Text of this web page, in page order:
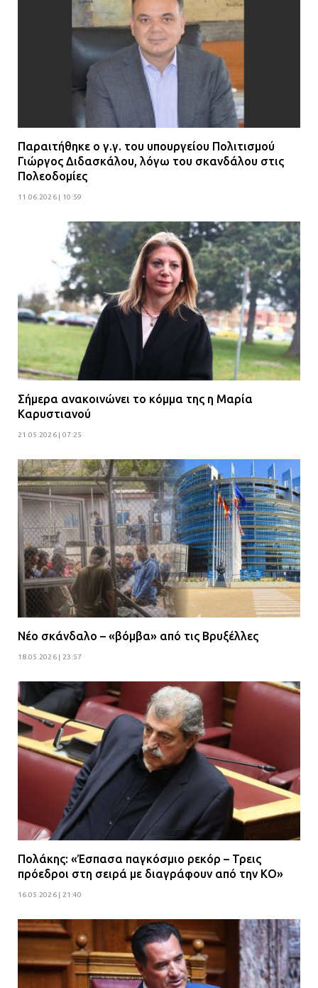
Παραιτήθηκε ο γ.γ. του υπουργείου Πολιτισμού
Γιώργος Διδασκάλου, λόγω του σκανδάλου στις
Πολεοδομίες
11.06.2026 | 10:59
Σήμερα ανακοινώνει το κόμμα της η Μαρία
Καρυστιανού
21.05.2026 | 07:25
Νέο σκάνδαλο – «βόμβα» από τις Βρυξέλλες
18.05.2026 | 23:57
Πολάκης: «Έσπασα παγκόσμιο ρεκόρ – Τρεις
πρόεδροι στη σειρά με διαγράφουν από την ΚΟ»
16.05.2026 | 21:40